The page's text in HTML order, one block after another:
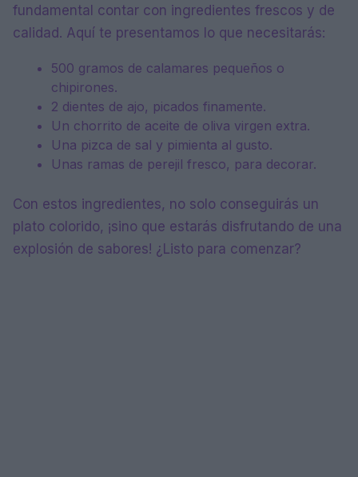
fundamental contar con ingredientes frescos y de
calidad. Aquí te presentamos lo que necesitarás:
500 gramos de calamares pequeños o
chipirones.
2 dientes de ajo, picados finamente.
Un chorrito de aceite de oliva virgen extra.
Una pizca de sal y pimienta al gusto.
Unas ramas de perejil fresco, para decorar.
Con estos ingredientes, no solo conseguirás un
plato colorido, ¡sino que estarás disfrutando de una
explosión de sabores! ¿Listo para comenzar?